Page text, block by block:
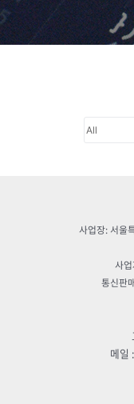
사업장: 서울
사
통신판
메